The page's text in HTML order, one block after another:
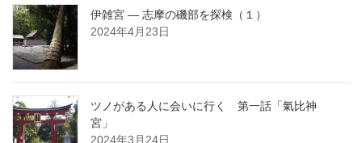
伊雑宮 ― 志摩の磯部を探検（１）
2024年4月23日
ツノがある人に会いに行く 第一話「氣比神
宮」
2024年3月24日